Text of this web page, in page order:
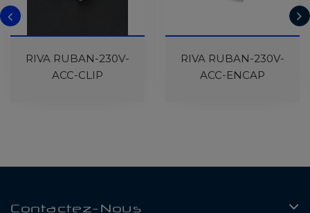
RIVA RUBAN-230V-
ACC-CLIP
RIVA RUBAN-230V-
ACC-ENCAP
Contactez-Nous